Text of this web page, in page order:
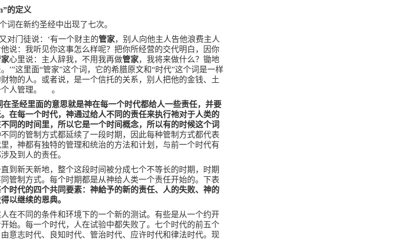
”的定义
词在新约圣经中出现了七次。
对门徒说：‘有一个财主的管家，别人向他主人告他浪费主人
说：我听见你这事怎么样呢？把你所经营的交代明白，因你
心里说：主人辞我，不用我再做管家，我将来做什么？锄地
’”这里面“管家”这个词，它的希腊原文和“时代”这个词是一样
物的人。或者说，是一个信托的关系，别人把他的金钱、土
个人管理。 。
在圣经里面的意思就是神在每一个时代都给人一些责任，并要
在每一个时代，神通过给人不同的责任来执行祂对于人类的
同的时间里，所以它是一个时间概念，所以有的时候这个词
同的管制方式都延续了一段时期，因此每种管制方式都代表
，神都有独特的管理和统治的方法和计划，与前一个时代有
及到人的责任。
到新天新地，整个这段时间被分成七个不等长的时期，时期
管制方式。每个时期都是从神给人类一个责任开始的。下表
时代的四个共同要素：神給予的新的责任、人的失败、神的
以继续的恩典。
在不同的条件和环境下的一个新的测试。有些是从一个约开
始。每一个时代，人在试验中都失败了。七个时代的前五个
意志时代、良知时代、管治时代、应许时代和律法时代。现